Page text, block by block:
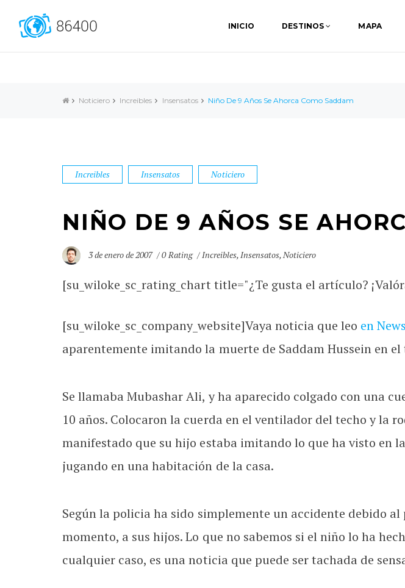
INICIO DESTINOS MAPA
Noticiero Increibles Insensatos Niño De 9 Años Se Ahorca Como Saddam
Increibles Insensatos Noticiero
NIÑO DE 9 AÑOS SE
3 de enero de 2007 0 Rating Increibles, Insensatos, Noticiero
[su_wiloke_sc_rating_chart title="¿Te gusta el artículo?
[su_wiloke_sc_company_website]Vaya noticia que leo en
aparentemente imitando la muerte de Saddam Hussein en
Se llamaba Mubashar Ali, y ha aparecido colgado con una
10 años. Colocaron la cuerda en el ventilador del techo y la
manifestado que su hijo estaba imitando lo que ha visto en
jugando en una habitación de la casa.
Según la policia ha sido simplemente un accidente debido
momento, a sus hijos. Lo que no sabemos si el niño lo ha
cualquier caso, es una noticia que puede ser tachada de